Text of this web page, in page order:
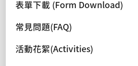
表單下載 (Form Download)
常見問題(FAQ)
活動花絮(Activities)